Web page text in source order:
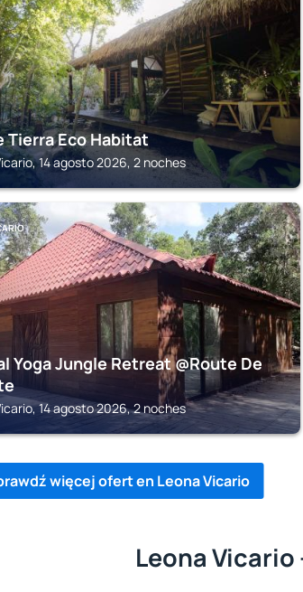
Tierra Eco Habitat
14 agosto 2026, 2 noches
Yoga Jungle Retreat @Route De
14 agosto 2026, 2 noches
więcej ofert en Leona Vicario
Leona